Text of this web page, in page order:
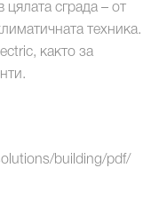
цялата сграда – от
техника.
както за
building/pdf/